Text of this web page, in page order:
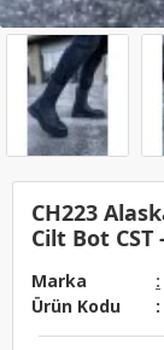
CH223
Cilt Bot CST
Marka :
Ürün Kodu :